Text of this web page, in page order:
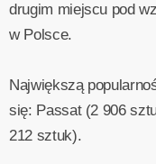
drugim miejscu pod
w Polsce.
Największą
się: Passat (2 906
212 sztuk).